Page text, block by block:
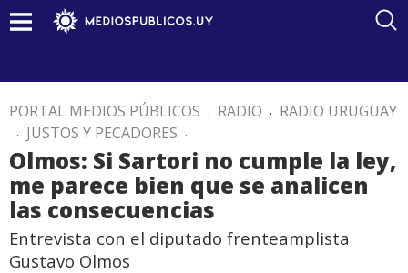
PORTAL MEDIOS PÚBLICOS . RADIO . RADIO URUGUAY
. JUSTOS Y PECADORES .
Olmos: Si Sartori no cumple la ley,
me parece bien que se analicen
las consecuencias
Entrevista con el diputado frenteamplista
Gustavo Olmos